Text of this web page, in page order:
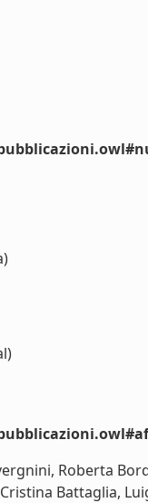
Roberta
Battaglia,